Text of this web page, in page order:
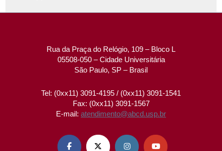
Rua da Praça do Relógio, 109 – Bloco L
05508-050 – Cidade Universitária
São Paulo, SP – Brasil
Tel: (0xx11) 3091-4195 / (0xx11) 3091-1541
Fax: (0xx11) 3091-1567
E-mail: atendimento@abcd.usp.br
   